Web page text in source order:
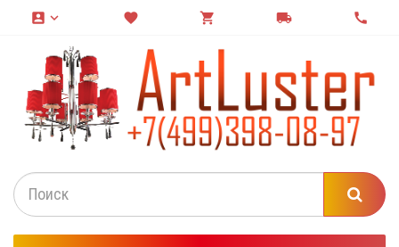
account_box keyboard_arrow_down favorite shopping_cart local_shipping call